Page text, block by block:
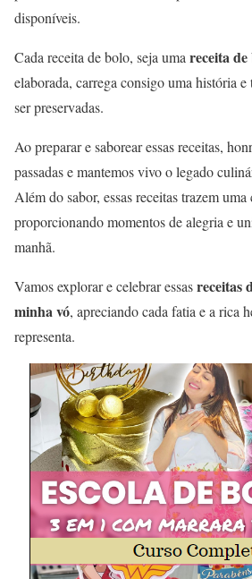
disponíveis.
Cada receita de bolo, seja uma receita
elaborada, carrega consigo uma história
ser preservadas.
Ao preparar e saborear essas receitas,
passadas e mantemos vivo o legado
Além do sabor, essas receitas trazem
proporcionando momentos de alegria e
manhã.
Vamos explorar e celebrar essasreceitas
minha vó, apreciando cada fatia e a rica
representa.